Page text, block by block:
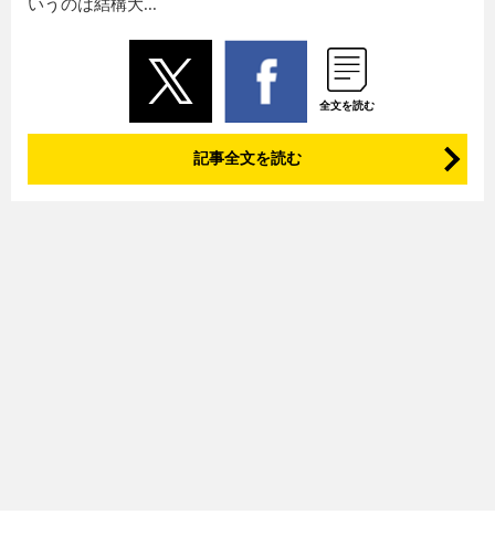
いうのは結構大...
全文を読む
記事全文を読む